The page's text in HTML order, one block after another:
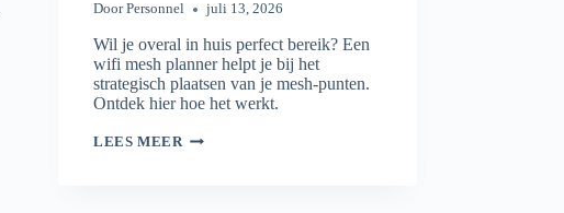
Door Personnel juli 13, 2026
Wil je overal in huis perfect bereik? Een
wifi mesh planner helpt je bij het
strategisch plaatsen van je mesh-punten.
Ontdek hier hoe het werkt.
LEES MEER WIFI